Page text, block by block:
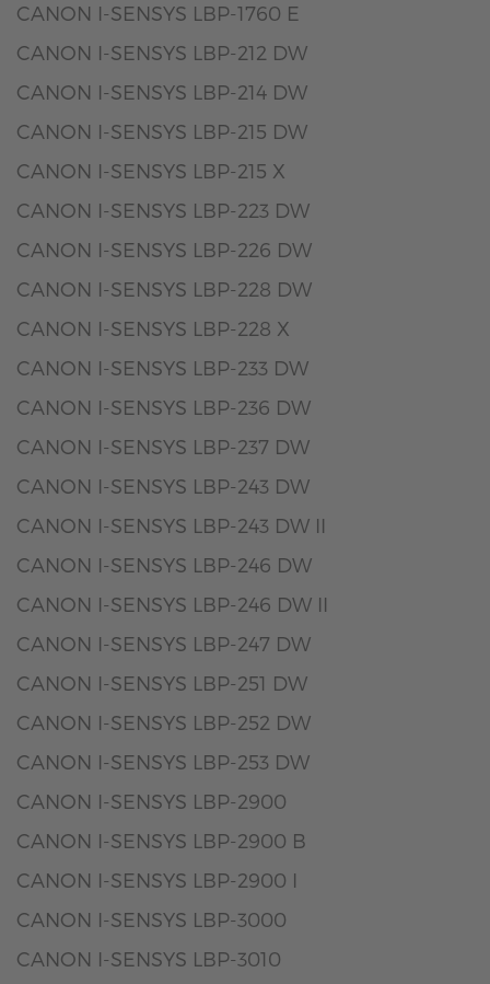
CANON I-SENSYS LBP-1760 E
CANON I-SENSYS LBP-212 DW
CANON I-SENSYS LBP-214 DW
CANON I-SENSYS LBP-215 DW
CANON I-SENSYS LBP-215 X
CANON I-SENSYS LBP-223 DW
CANON I-SENSYS LBP-226 DW
CANON I-SENSYS LBP-228 DW
CANON I-SENSYS LBP-228 X
CANON I-SENSYS LBP-233 DW
CANON I-SENSYS LBP-236 DW
CANON I-SENSYS LBP-237 DW
CANON I-SENSYS LBP-243 DW
CANON I-SENSYS LBP-243 DW II
CANON I-SENSYS LBP-246 DW
CANON I-SENSYS LBP-246 DW II
CANON I-SENSYS LBP-247 DW
CANON I-SENSYS LBP-251 DW
CANON I-SENSYS LBP-252 DW
CANON I-SENSYS LBP-253 DW
CANON I-SENSYS LBP-2900
CANON I-SENSYS LBP-2900 B
CANON I-SENSYS LBP-2900 I
CANON I-SENSYS LBP-3000
CANON I-SENSYS LBP-3010